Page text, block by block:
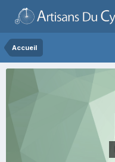
Accueil